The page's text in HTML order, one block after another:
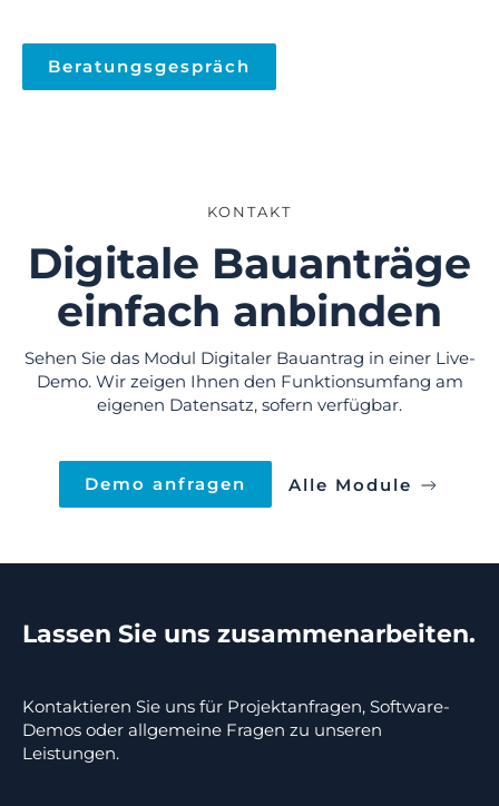
Beratungsgespräch
KONTAKT
Digitale Bauanträge
einfach anbinden
Sehen Sie das Modul Digitaler Bauantrag in einer Live-
Demo. Wir zeigen Ihnen den Funktionsumfang am
eigenen Datensatz, sofern verfügbar.
Demo anfragen Alle Module
Lassen Sie uns zusammenarbeiten.
Kontaktieren Sie uns für Projektanfragen, Software-
Demos oder allgemeine Fragen zu unseren
Leistungen.